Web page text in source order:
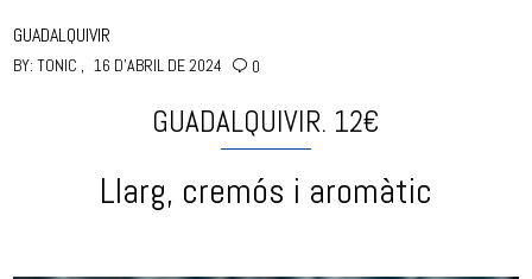
GUADALQUIVIR
BY:TONIC 16 D'ABRIL DE 2024 0
GUADALQUIVIR. 12€
Llarg, cremós i aromàtic